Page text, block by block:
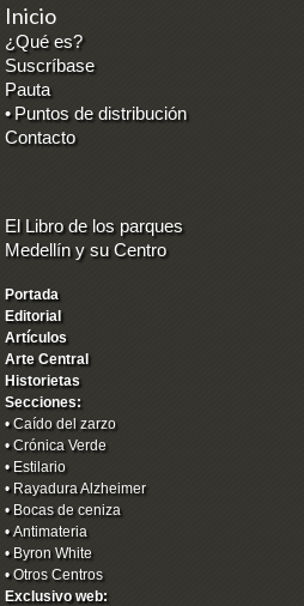
Inicio
¿Qué es?
Suscríbase
Pauta
• Puntos de distribución
Contacto
El Libro de los parques
Medellín y su Centro
Portada
Editorial
Artículos
Arte Central
Historietas
Secciones:
•Caído del zarzo
•Crónica Verde
•Estilario
•Rayadura Alzheimer
•Bocas de ceniza
•Antimateria
•Byron White
•Otros Centros
Exclusivo web: